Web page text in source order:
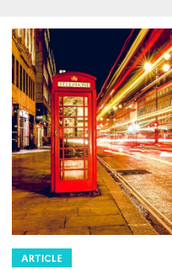
ARTICLE